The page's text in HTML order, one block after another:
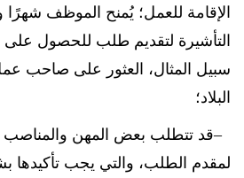
الإقامة للعمل؛ يُمنح الموظف شهرًا
التأشيرة لتقديم طلب للحصول
سبيل المثال، العثور على صاحب
البلاد؛
قد تتطلب بعض المهن والمناصب
لمقدم الطلب، والتي يجب تأكيدها